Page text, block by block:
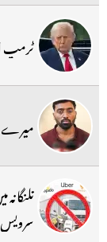
ٹرمپ
میرے